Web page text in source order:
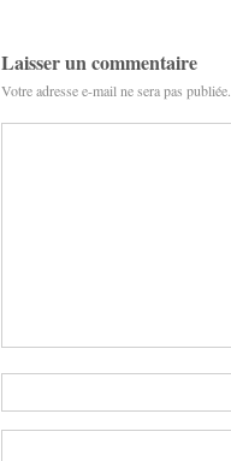
Laisser un commentaire
Votre adresse e-mail ne sera pas publiée.